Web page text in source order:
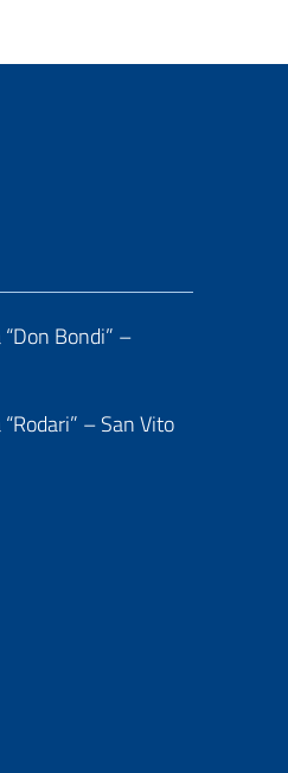
Bondi” –
– San Vito